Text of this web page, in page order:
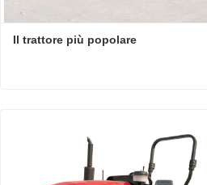
Il trattore più popolare